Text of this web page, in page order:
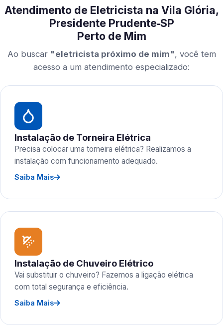
Atendimento de Eletricista na Vila Glória,
Presidente Prudente‑SP
Perto de Mim
Ao buscar "eletricista próximo de mim", você tem
acesso a um atendimento especializado:
Instalação de Torneira Elétrica
Precisa colocar uma torneira elétrica? Realizamos a
instalação com funcionamento adequado.
Saiba Mais
Instalação de Chuveiro Elétrico
Vai substituir o chuveiro? Fazemos a ligação elétrica
com total segurança e eficiência.
Saiba Mais